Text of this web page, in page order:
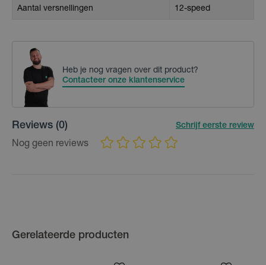
Aantal versnellingen 12-speed
Heb je nog vragen over dit product?
Contacteer onze klantenservice
Reviews (0) Schrijf eerste review
Nog geen reviews
Gerelateerde producten